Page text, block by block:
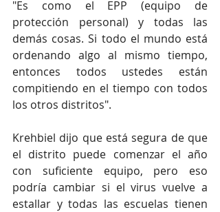
"Es como el EPP (equipo de
protección personal) y todas las
demás cosas. Si todo el mundo está
ordenando algo al mismo tiempo,
entonces todos ustedes están
compitiendo en el tiempo con todos
los otros distritos".
Krehbiel dijo que está segura de que
el distrito puede comenzar el año
con suficiente equipo, pero eso
podría cambiar si el virus vuelve a
estallar y todas las escuelas tienen